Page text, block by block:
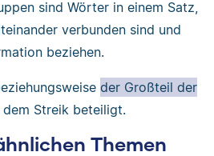
sind Wörter in einem Satz,
verbunden sind und
beziehen.
der Großteil der
dem Streik beteiligt.
Themen